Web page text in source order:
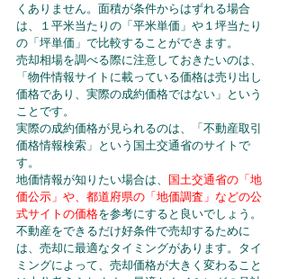
くありません。面積が条件からはずれる場合
は、１平米当たりの「平米単価」や１坪当たり
の「坪単価」で比較することができます。
売却相場を調べる際に注意しておきたいのは、
「物件情報サイトに載っている価格は売り出し
価格であり、実際の成約価格ではない」という
ことです。
実際の成約価格が見られるのは、「不動産取引
価格情報検索」という国土交通省のサイトで
す。
地価情報が知りたい場合は、
国土交通省の「地
価公示」や、都道府県の「地価調査」などの公
式サイトの価格を参考にすると良いでしょう。
不動産をできるだけ好条件で売却するために
は、売却に最適なタイミングがあります。タイ
ミングによって、売却価格が大きく変わること